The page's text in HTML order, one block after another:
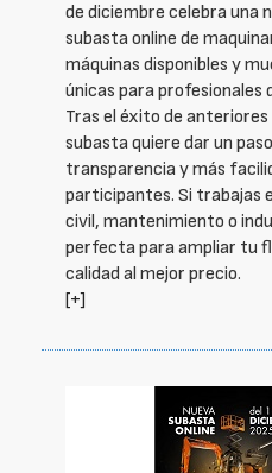
de diciembre celebra una
subasta online de
máquinas disponibles y
únicas para profesionales
Tras el éxito de
subasta quiere dar un
transparencia y más
participantes. Si trabajas
civil, mantenimiento o
perfecta para ampliar tu
calidad al mejor precio.
[+]